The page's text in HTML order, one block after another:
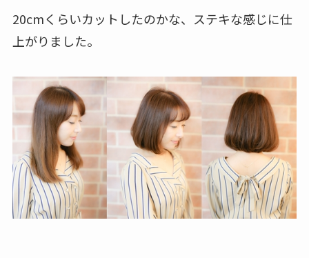
20cmくらいカットしたのかな、ステキな感じに仕
上がりました。